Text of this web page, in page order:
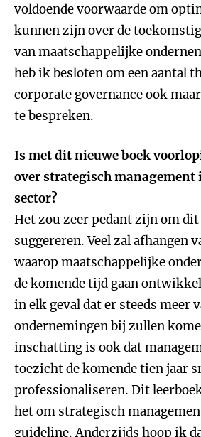
voldoende voorwaarde om
kunnen zijn over de
van maatschappelijke
heb ik besloten om een aantal
corporate governance ook
te bespreken.
Is met dit nieuwe boek
over strategisch
sector?
Het zou zeer pedant zijn om
suggereren. Veel zal afhangen
waarop maatschappelijke
de komende tijd gaan
in elk geval dat er steeds meer
ondernemingen bij zullen
inschatting is ook dat
toezicht de komende tien jaar
professionaliseren. Dit
het om strategisch
guideline. Anderzijds hoop ik